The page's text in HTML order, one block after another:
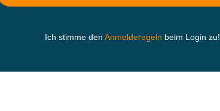
Ich stimme den Anmelderegeln beim Login zu!